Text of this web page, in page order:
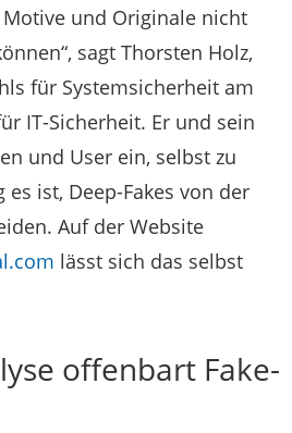
und Originale nicht
sagt Thorsten Holz,
für Systemsicherheit am
IT-Sicherheit. Er und sein
und User ein, selbst zu
ist, Deep-Fakes von der
Auf der Website
lässt sich das selbst
offenbart Fake-